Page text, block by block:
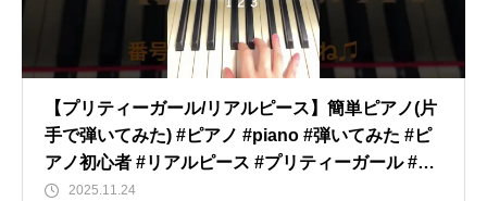
【プリティーガール/リアルピース】簡単ピアノ(片
手で弾いてみた) #ピアノ #piano #弾いてみた #ピ
アノ初心者 #リアルピース #プリティーガール #sh
orts2025.11.24